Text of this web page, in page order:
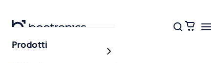
Monitor
Prodotti